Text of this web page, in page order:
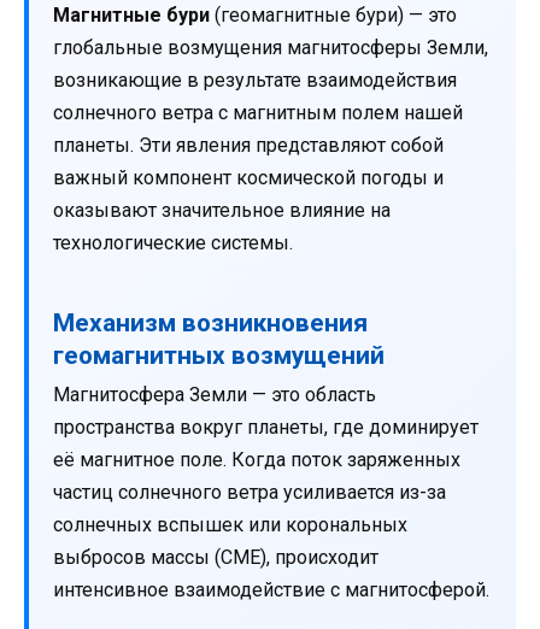
Магнитные бури (геомагнитные бури) — это
глобальные возмущения магнитосферы Земли,
возникающие в результате взаимодействия
солнечного ветра с магнитным полем нашей
планеты. Эти явления представляют собой
важный компонент космической погоды и
оказывают значительное влияние на
технологические системы.
Механизм возникновения
геомагнитных возмущений
Магнитосфера Земли — это область
пространства вокруг планеты, где доминирует
её магнитное поле. Когда поток заряженных
частиц солнечного ветра усиливается из-за
солнечных вспышек или корональных
выбросов массы (CME), происходит
интенсивное взаимодействие с магнитосферой.